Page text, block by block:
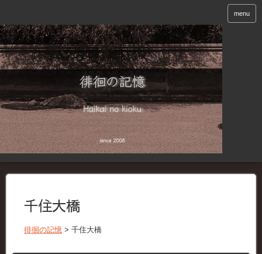
menu
千住大橋
徘徊の記憶 > 千住大橋